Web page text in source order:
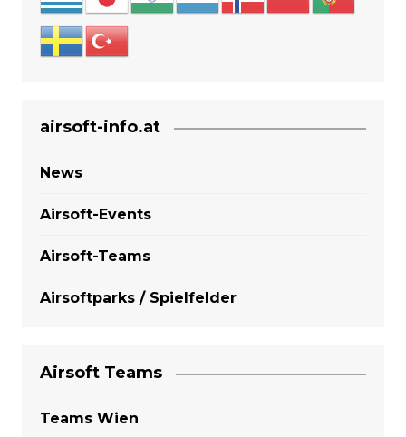
airsoft-info.at
News
Airsoft-Events
Airsoft-Teams
Airsoftparks / Spielfelder
Airsoft Teams
Teams Wien